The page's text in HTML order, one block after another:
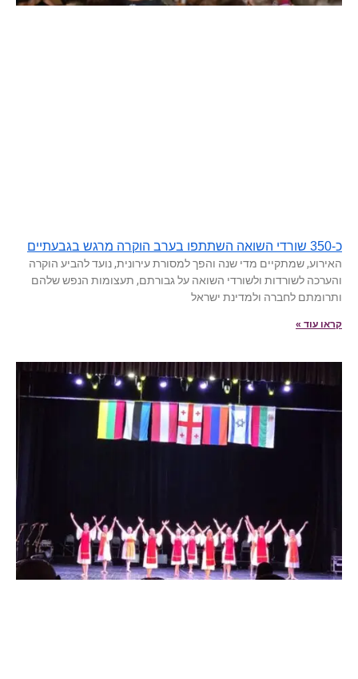
כ-350 שורדי השואה השתתפו בערב הוקרה מרגש בגבעתיים
האירוע, שמתקיים מדי שנה והפך למסורת עירונית, נועד להביע הוקרה
והערכה לשורדות ולשורדי השואה על גבורתם, תעצומות הנפש שלהם
ותרומתם לחברה ולמדינת ישראל
קראו עוד »